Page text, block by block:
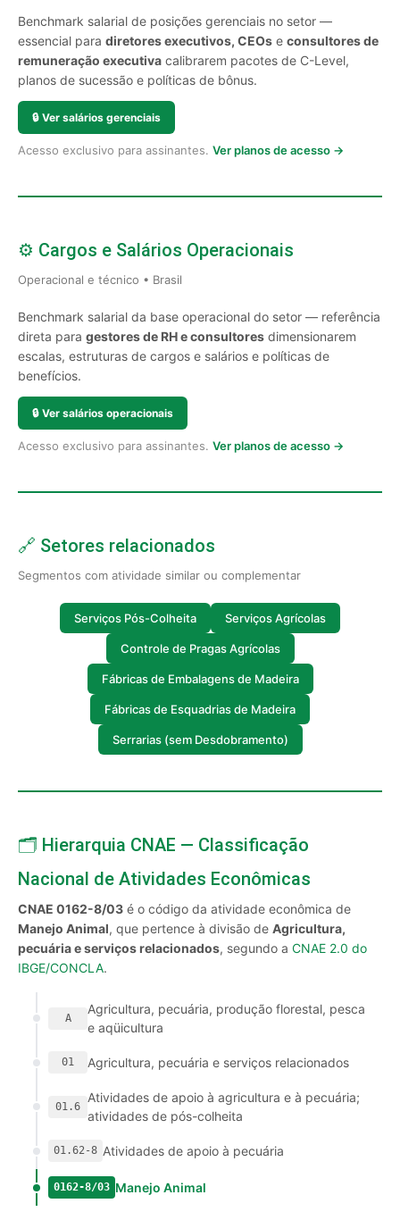
Benchmark salarial de posições gerenciais no setor —
essencial para diretores executivos, CEOs e consultores de
remuneração executiva calibrarem pacotes de C-Level,
planos de sucessão e políticas de bônus.
🔒 Ver salários gerenciais
Acesso exclusivo para assinantes. Ver planos de acesso →
⚙️ Cargos e Salários Operacionais
Operacional e técnico • Brasil
Benchmark salarial da base operacional do setor — referência
direta para gestores de RH e consultores dimensionarem
escalas, estruturas de cargos e salários e políticas de
benefícios.
🔒 Ver salários operacionais
Acesso exclusivo para assinantes. Ver planos de acesso →
🔗 Setores relacionados
Segmentos com atividade similar ou complementar
Serviços Pós-Colheita Serviços Agrícolas
Controle de Pragas Agrícolas
Fábricas de Embalagens de Madeira
Fábricas de Esquadrias de Madeira
Serrarias (sem Desdobramento)
🗂️ Hierarquia CNAE — Classificação
Nacional de Atividades Econômicas
CNAE 0162-8/03 é o código da atividade econômica de
Manejo Animal, que pertence à divisão de Agricultura,
pecuária e serviços relacionados, segundo a CNAE 2.0 do
IBGE/CONCLA.
A
Agricultura, pecuária, produção florestal, pesca
e aqüicultura
01 Agricultura, pecuária e serviços relacionados
01.6
Atividades de apoio à agricultura e à pecuária;
atividades de pós-colheita
01.62-8 Atividades de apoio à pecuária
0162-8/03 Manejo Animal